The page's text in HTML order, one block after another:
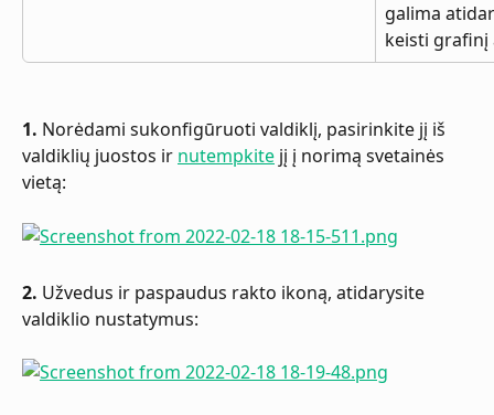
galima
keisti grafinį
1. Norėdami sukonfigūruoti valdiklį, pasirinkite jį iš
valdiklių juostos ir nutempkite jį į norimą svetainės
vietą:
2. Užvedus ir paspaudus rakto ikoną, atidarysite
valdiklio nustatymus: